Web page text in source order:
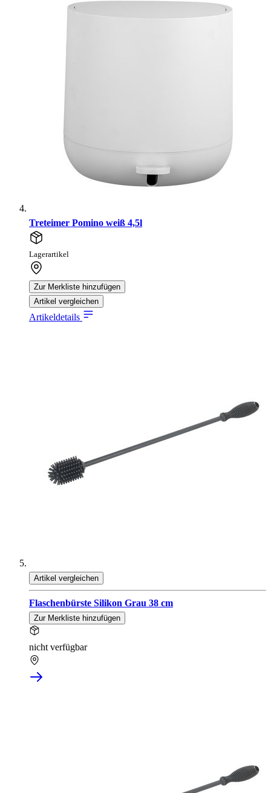
Treteimer Pomino weiß 4,5l
Lagerartikel
Zur Merkliste hinzufügen
Artikel vergleichen
Artikeldetails
Artikel vergleichen
Flaschenbürste Silikon Grau 38 cm
Zur Merkliste hinzufügen
nicht verfügbar